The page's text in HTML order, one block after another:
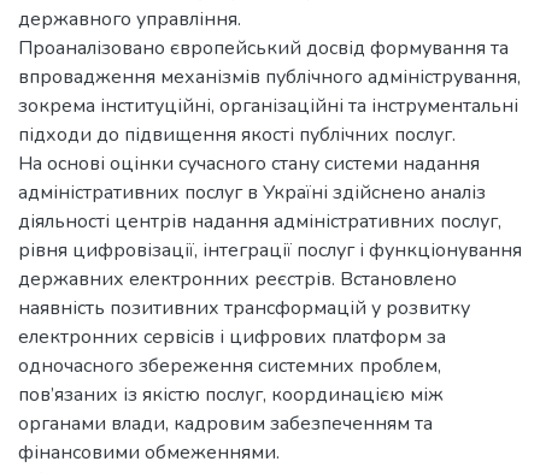
державного управління.
Проаналізовано європейський досвід формування та
впровадження механізмів публічного адміністрування,
зокрема інституційні, організаційні та інструментальні
підходи до підвищення якості публічних послуг.
На основі оцінки сучасного стану системи надання
адміністративних послуг в Україні здійснено аналіз
діяльності центрів надання адміністративних послуг,
рівня цифровізації, інтеграції послуг і функціонування
державних електронних реєстрів. Встановлено
наявність позитивних трансформацій у розвитку
електронних сервісів і цифрових платформ за
одночасного збереження системних проблем,
пов’язаних із якістю послуг, координацією між
органами влади, кадровим забезпеченням та
фінансовими обмеженнями.